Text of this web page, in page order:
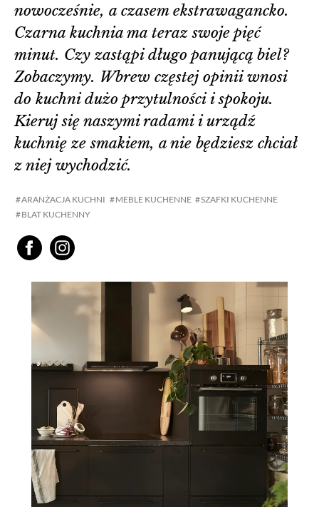
ARANŻACJA KUCHNI MEBLE KUCHENNE
SZAFKI KUCHENNE
BLAT KUCHENNY
nowocześnie, a czasem ekstrawagancko.
Czarna kuchnia ma teraz swoje pięć
minut. Czy zastąpi długo panującą biel?
Zobaczymy. Wbrew częstej opinii wnosi
do kuchni dużo przytulności i spokoju.
Kieruj się naszymi radami i urządź
kuchnię ze smakiem, a nie będziesz chciał
z niej wychodzić.